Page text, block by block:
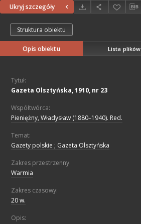
Ukryj szczegóły
Struktura obiektu
Opis obiektu Lista plików
Tytuł:
Gazeta Olsztyńska, 1910, nr 23
Współtwórca:
Pieniężny, Władysław (1880–1940). Red.
Temat:
Gazety polskie ; Gazeta Olsztyńska
Zakres przestrzenny:
Warmia
Zakres czasowy:
20 w.
Opis: